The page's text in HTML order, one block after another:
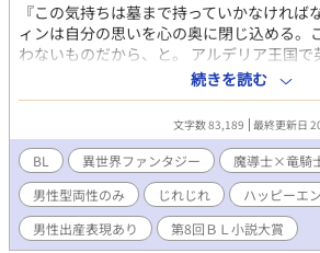
『この気持ちは墓まで持っていかなければ
ィンは自分の思いを心の奥に閉じ込める。
わないものだから、と。 アルデリア王国
界から召喚された勇者が率いるパーティー
ていた魔物討伐の旅から帰ってきたのだ。
け、竜騎士団を作るきっかけとなった。
魔物の被害は激減し、国民の生活には平穏
ルデリア王国の第５王子クエンティンはそ
士を目指す。やがて、成長したクエンティ
銀髪のせいか、蒼銀の竜騎士と呼ばれるよ
ナートともに隣国の帝国との戦争に巻き込
い騎士と大賢者はダンジョンで運命と出会
続きを読む
文字数 83,189 最終更新日
BL 異世界ファンタジー 魔導士×竜騎
男性型両性のみ
じれじれ
ハッピーエ
男性出産表現あり
第8回ＢＬ小説大賞